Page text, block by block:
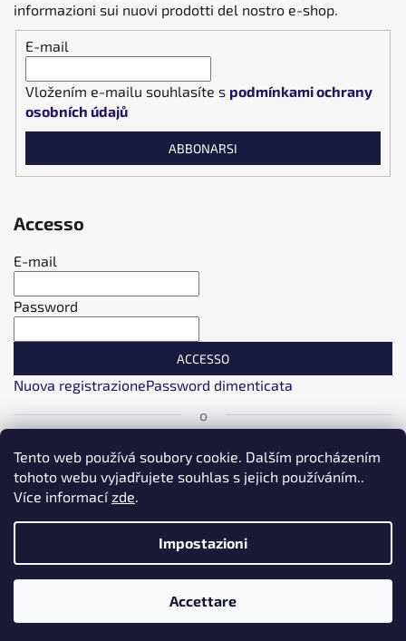
Tento web používá soubory cookie. Dalším procházením
tohoto webu vyjadřujete souhlas s jejich používáním..
Více informacízde.
Impostazioni
Accettare
MNOŽSTEVNÍ A VĚRNOSTNÍ SLEVY ❗❗❗
informazioni sui nuovi prodotti del nostro e-shop.
E-mail
Vložením e-mailu souhlasíte s podmínkami ochrany
osobních údajů
ABBONARSI
Accesso
E-mail
Password
ACCESSO
Nuova registrazionePassword dimenticata
o
Accesso con Facebook
Accesso tramite Seznam
Creato da Shoptet